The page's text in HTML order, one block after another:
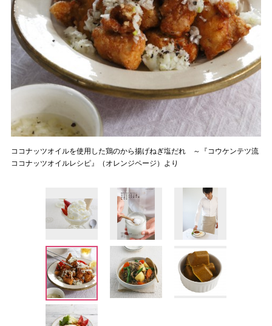
ココナッツオイルを使用した鶏のから揚げねぎ塩だれ ～『コウケンテツ流
ココナッツオイルレシピ』（オレンジページ）より